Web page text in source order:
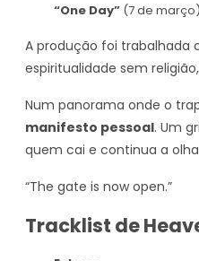
“One Day” (7 de
A produção foi trabalhada
espiritualidade sem
Num panorama onde o
manifesto pessoal. Um
quem cai e continua a
“The gate is now open.”
Tracklist de